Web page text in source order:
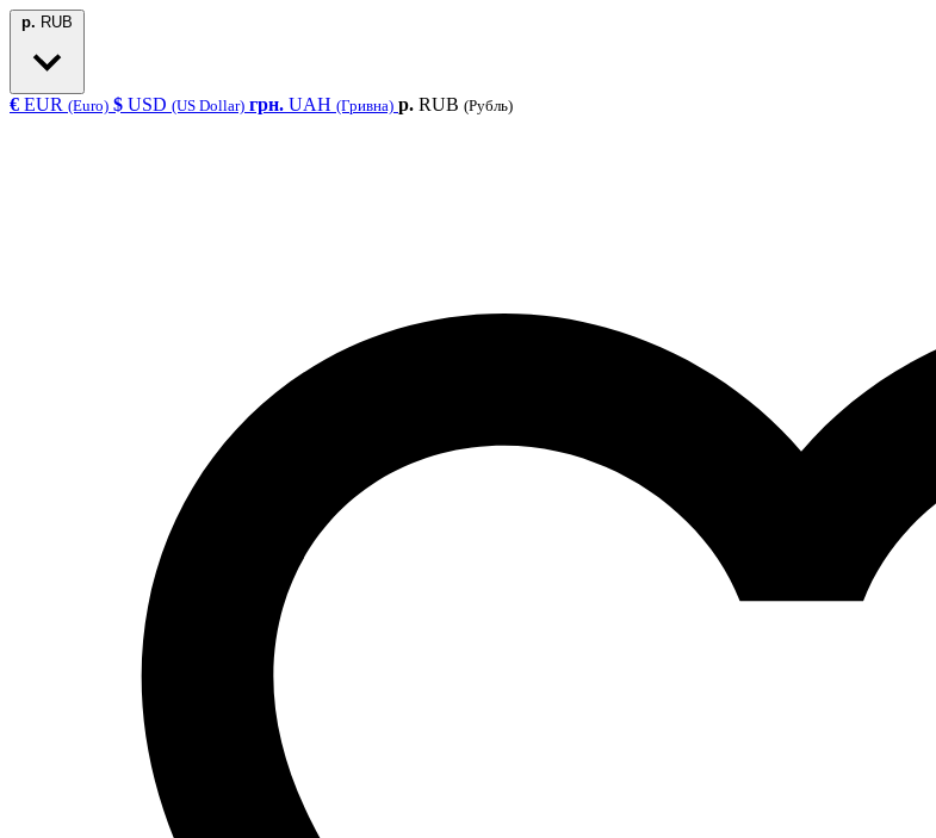
р. RUB
€ EUR (Euro) $ USD (US Dollar) грн. UAH (Гривна) р. RUB (Рубль)